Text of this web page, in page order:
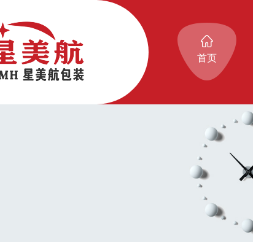
首页